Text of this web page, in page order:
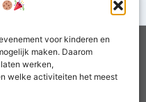
voor kinderen en
maken. Daarom
werken,
welke activiteiten het meest